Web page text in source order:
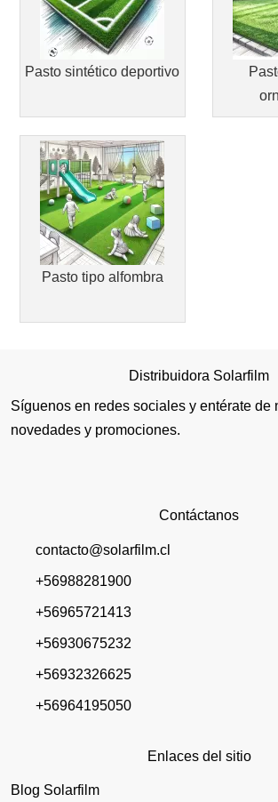
Pasto sintético deportivo
Pasto tipo alfombra
Distribuidora Solarfilm
Síguenos en redes sociales y entérate de
novedades y promociones.
Contáctanos
contacto@solarfilm.cl
+56988281900
+56965721413
+56930675232
+56932326625
+56964195050
Enlaces del sitio
Blog Solarfilm